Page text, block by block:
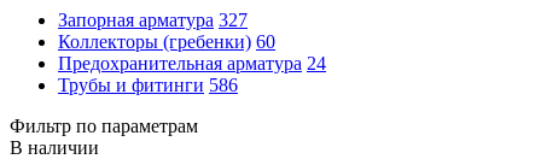
Запорная арматура 327
Коллекторы (гребенки) 60
Предохранительная арматура 24
Трубы и фитинги 586
Фильтр по параметрам
В наличии